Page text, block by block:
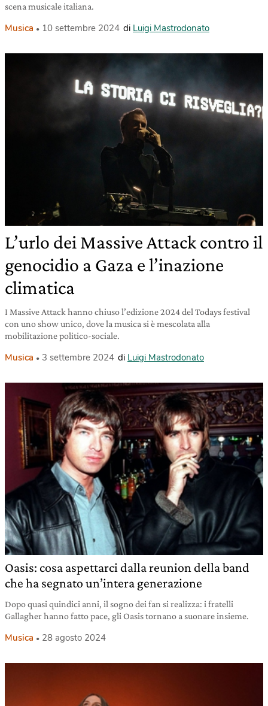
scena musicale italiana.
Musica 10 settembre 2024 di Luigi Mastrodonato
L’urlo dei Massive Attack contro il
genocidio a Gaza e l’inazione
climatica
I Massive Attack hanno chiuso l’edizione 2024 del Todays festival
con uno show unico, dove la musica si è mescolata alla
mobilitazione politico-sociale.
Musica 3 settembre 2024 di Luigi Mastrodonato
Oasis: cosa aspettarci dalla reunion della band
che ha segnato un’intera generazione
Dopo quasi quindici anni, il sogno dei fan si realizza: i fratelli
Gallagher hanno fatto pace, gli Oasis tornano a suonare insieme.
Musica 28 agosto 2024